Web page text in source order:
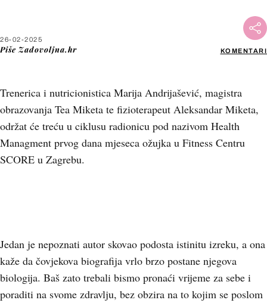
26-02-2025
Piše Zadovoljna.hr KOMENTARI
Trenerica i nutricionistica Marija Andrijašević, magistra
obrazovanja Tea Miketa te fizioterapeut Aleksandar Miketa,
održat će treću u ciklusu radionicu pod nazivom Health
Managment prvog dana mjeseca ožujka u Fitness Centru
SCORE u Zagrebu.
Jedan je nepoznati autor skovao podosta istinitu izreku, a ona
kaže da čovjekova biografija vrlo brzo postane njegova
biologija. Baš zato trebali bismo pronaći vrijeme za sebe i
poraditi na svome zdravlju, bez obzira na to kojim se poslom